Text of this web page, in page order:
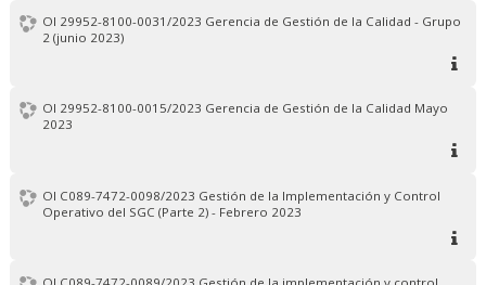
OI 29952-8100-0031/2023 Gerencia de Gestión de la Calidad - Grupo
2 (junio 2023)
OI 29952-8100-0015/2023 Gerencia de Gestión de la Calidad Mayo
2023
OI C089-7472-0098/2023 Gestión de la Implementación y Control
Operativo del SGC (Parte 2) - Febrero 2023